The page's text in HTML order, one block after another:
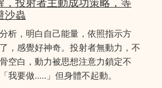
沙蟲
析，明白自己能量，依照指示方
，感覺好神奇。投射者無動力，不
空白，動力被思想注意力鎖定不
我要做.....」但身體不起動。